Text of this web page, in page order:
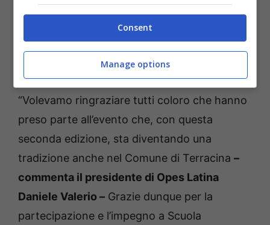
bellissimo vedere un così grande numero di
giovani praticare sport. Complimenti a Opes
Latina per il bellissimo format ideato, che
anno dopo anno sorprende sempre di più”.
“Volevamo ringraziare tutti coloro che hanno
preso parte all’evento che, con questa
seconda edizione, sta diventando una
tradizione anche nel Comune di Terracina –
commenta il presidente di Opes Latina
Daniele Valerio – Grazie dunque per la
partecipazione e l’impegno a Scuola
Consent
Manage options